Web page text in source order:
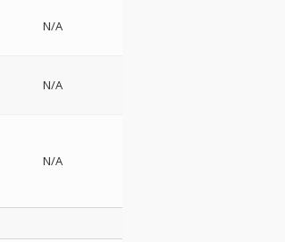
N/A
N/A
N/A